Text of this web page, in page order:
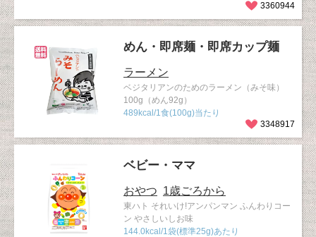
3360944
めん・即席麺・即席カップ麺
ラーメン
ベジタリアンのためのラーメン（みそ味）
100g（めん92g）
489kcal/1食(100g)当たり
3348917
ベビー・ママ
おやつ 1歳ごろから
東ハト それいけ!アンパンマン ふんわりコー
ン やさしいしお味
144.0kcal/1袋(標準25g)あたり